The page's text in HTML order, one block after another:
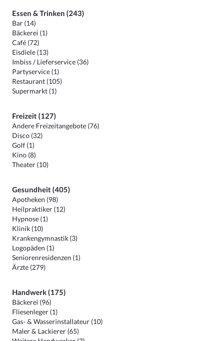
Essen & Trinken (243)
Bar (14)
Bäckerei (1)
Café (72)
Eisdiele (13)
Imbiss / Lieferservice (36)
Partyservice (1)
Restaurant (105)
Supermarkt (1)
Freizeit (127)
Andere Freizeitangebote (76)
Disco (32)
Golf (1)
Kino (8)
Theater (10)
Gesundheit (405)
Apotheken (98)
Heilpraktiker (12)
Hypnose (1)
Klinik (10)
Krankengymnastik (3)
Logopäden (1)
Seniorenresidenzen (1)
Ärzte (279)
Handwerk (175)
Bäckerei (96)
Fliesenleger (1)
Gas- & Wasserinstallateur (10)
Maler & Lackierer (65)